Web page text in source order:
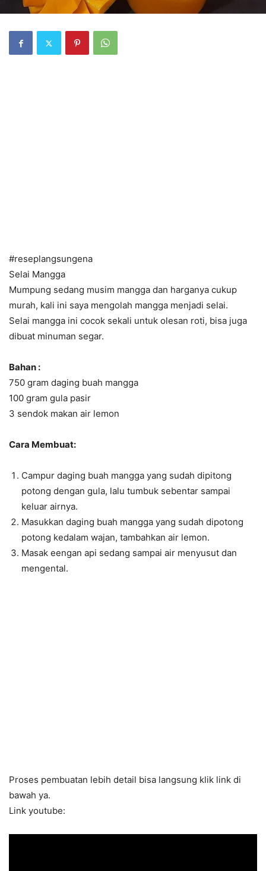
#reseplangsungena
Selai Mangga
Mumpung sedang musim mangga dan harganya cukup
murah, kali ini saya mengolah mangga menjadi selai.
Selai mangga ini cocok sekali untuk olesan roti, bisa juga
dibuat minuman segar.
Bahan :
750 gram daging buah mangga
100 gram gula pasir
3 sendok makan air lemon
Cara Membuat:
Campur daging buah mangga yang sudah dipitong
potong dengan gula, lalu tumbuk sebentar sampai
keluar airnya.
Masukkan daging buah mangga yang sudah dipotong
potong kedalam wajan, tambahkan air lemon.
Masak eengan api sedang sampai air menyusut dan
mengental.
Proses pembuatan lebih detail bisa langsung klik link di
bawah ya.
Link youtube: